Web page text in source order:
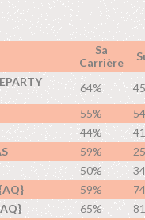
Sa
Carrière
64%
55%
44%
59%
50%
59%
65%